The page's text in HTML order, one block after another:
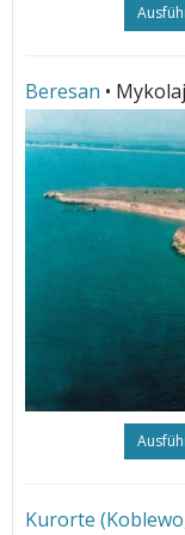
Beresan •
Kurorte